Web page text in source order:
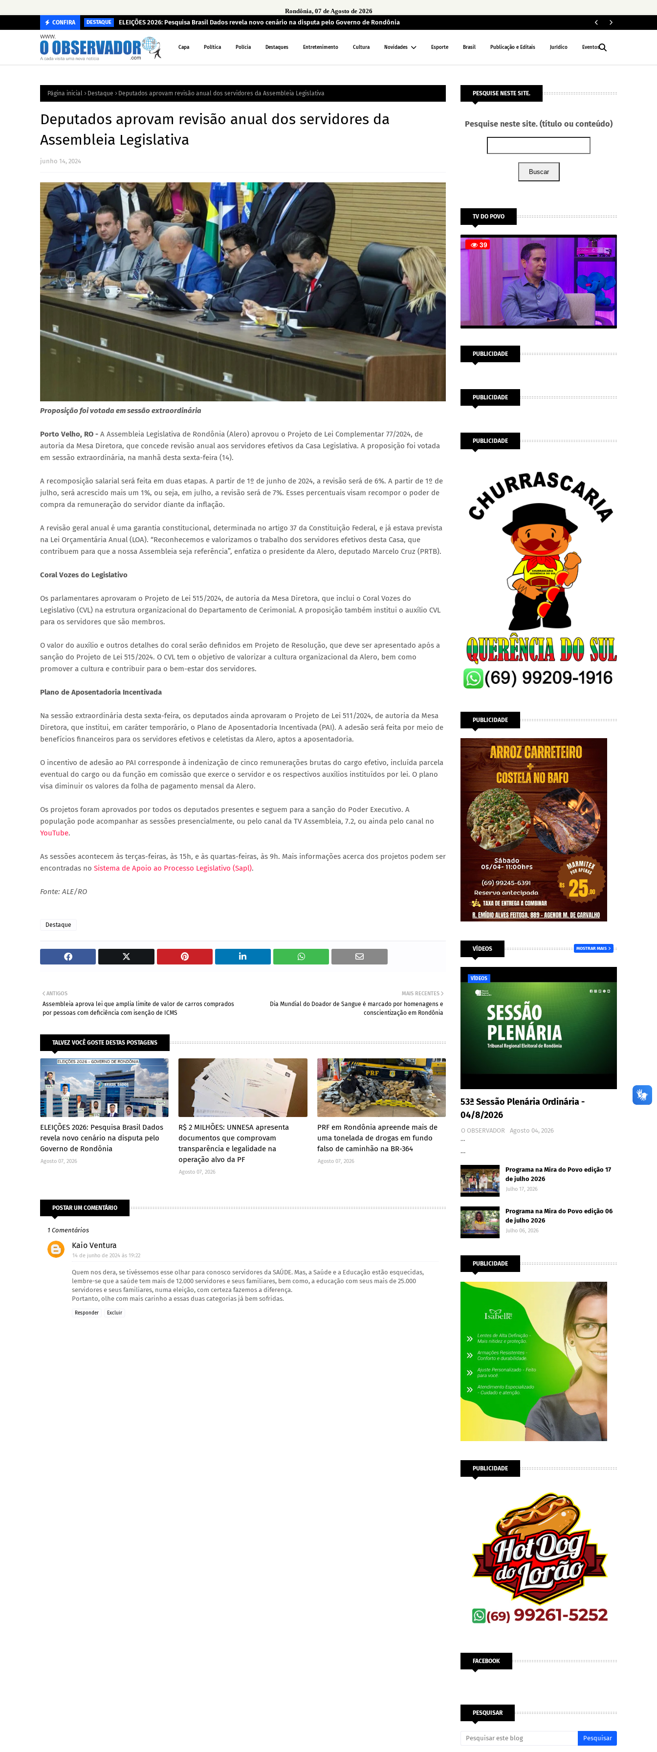
Rondônia, 07 de Agosto de 2026
CONFIRA DESTAQUE ELEIÇÕES 2026: Pesquisa Brasil Dados revela novo cenário na disputa pelo Governo de Rondônia
Capa Política Polícia Destaques Entretenimento Cultura Novidades Esporte Brasil Publicação e Editais Jurídico Eventos
Página inicial Destaque Deputados aprovam revisão anual dos servidores da Assembleia Legislativa
Deputados aprovam revisão anual dos servidores da
Assembleia Legislativa
junho 14, 2024
Proposição foi votada em sessão extraordinária
Porto Velho, RO - A Assembleia Legislativa de Rondônia (Alero) aprovou o Projeto de Lei Complementar 77/2024, de
autoria da Mesa Diretora, que concede revisão anual aos servidores efetivos da Casa Legislativa. A proposição foi votada
em sessão extraordinária, na manhã desta sexta-feira (14).
A recomposição salarial será feita em duas etapas. A partir de 1º de junho de 2024, a revisão será de 6%. A partir de 1º de
julho, será acrescido mais um 1%, ou seja, em julho, a revisão será de 7%. Esses percentuais visam recompor o poder de
compra da remuneração do servidor diante da inflação.
A revisão geral anual é uma garantia constitucional, determinada no artigo 37 da Constituição Federal, e já estava prevista
na Lei Orçamentária Anual (LOA). “Reconhecemos e valorizamos o trabalho dos servidores efetivos desta Casa, que
contribuem para que a nossa Assembleia seja referência”, enfatiza o presidente da Alero, deputado Marcelo Cruz (PRTB).
Coral Vozes do Legislativo
Os parlamentares aprovaram o Projeto de Lei 515/2024, de autoria da Mesa Diretora, que inclui o Coral Vozes do
Legislativo (CVL) na estrutura organizacional do Departamento de Cerimonial. A proposição também institui o auxílio CVL
para os servidores que são membros.
O valor do auxílio e outros detalhes do coral serão definidos em Projeto de Resolução, que deve ser apresentado após a
sanção do Projeto de Lei 515/2024. O CVL tem o objetivo de valorizar a cultura organizacional da Alero, bem como
promover a cultura e contribuir para o bem-estar dos servidores.
Plano de Aposentadoria Incentivada
Na sessão extraordinária desta sexta-feira, os deputados ainda aprovaram o Projeto de Lei 511/2024, de autoria da Mesa
Diretora, que institui, em caráter temporário, o Plano de Aposentadoria Incentivada (PAI). A adesão será feita por meio de
benefícios financeiros para os servidores efetivos e celetistas da Alero, aptos a aposentadoria.
O incentivo de adesão ao PAI corresponde à indenização de cinco remunerações brutas do cargo efetivo, incluída parcela
eventual do cargo ou da função em comissão que exerce o servidor e os respectivos auxílios instituídos por lei. O plano
visa diminuir os valores da folha de pagamento mensal da Alero.
Os projetos foram aprovados por todos os deputados presentes e seguem para a sanção do Poder Executivo. A
população pode acompanhar as sessões presencialmente, ou pelo canal da TV Assembleia, 7.2, ou ainda pelo canal no
YouTube.
As sessões acontecem às terças-feiras, às 15h, e às quartas-feiras, às 9h. Mais informações acerca dos projetos podem ser
encontradas no Sistema de Apoio ao Processo Legislativo (Sapl).
Fonte: ALE/RO
Destaque
MAIS RECENTES
Dia Mundial do Doador de Sangue é marcado por homenagens e
conscientização em Rondônia
ANTIGOS
Assembleia aprova lei que amplia limite de valor de carros comprados
por pessoas com deficiência com isenção de ICMS
TALVEZ VOCÊ GOSTE DESTAS POSTAGENS
ELEIÇÕES 2026: Pesquisa Brasil Dados
revela novo cenário na disputa pelo
Governo de Rondônia
Agosto 07, 2026
R$ 2 MILHÕES: UNNESA apresenta
documentos que comprovam
transparência e legalidade na
operação alvo da PF
Agosto 07, 2026
PRF em Rondônia apreende mais de
uma tonelada de drogas em fundo
falso de caminhão na BR-364
Agosto 07, 2026
POSTAR UM COMENTÁRIO
1 Comentários
Kaio Ventura
14 de junho de 2024 às 19:22
Quem nos dera, se tivéssemos esse olhar para conosco servidores da SAÚDE. Mas, a Saúde e a Educação estão esquecidas,
lembre-se que a saúde tem mais de 12.000 servidores e seus familiares, bem como, a educação com seus mais de 25.000
servidores e seus familiares, numa eleição, com certeza fazemos a diferença.
Portanto, olhe com mais carinho a essas duas categorias já bem sofridas.
Responder Excluir
PESQUISE NESTE SITE.
Pesquise neste site. (título ou conteúdo)
Buscar
TV DO POVO
PUBLICIDADE
PUBLICIDADE
PUBLICIDADE
PUBLICIDADE
VÍDEOS MOSTRAR MAIS
VÍDEOS
53ª Sessão Plenária Ordinária -
04/8/2026
O OBSERVADOR
Agosto 04, 2026
…
…
Programa na Mira do Povo edição 17
de julho 2026
Julho 17, 2026
Programa na Mira do Povo edição 06
de julho 2026
Julho 06, 2026
PUBLICIDADE
PUBLICIDADE
FACEBOOK
PESQUISAR